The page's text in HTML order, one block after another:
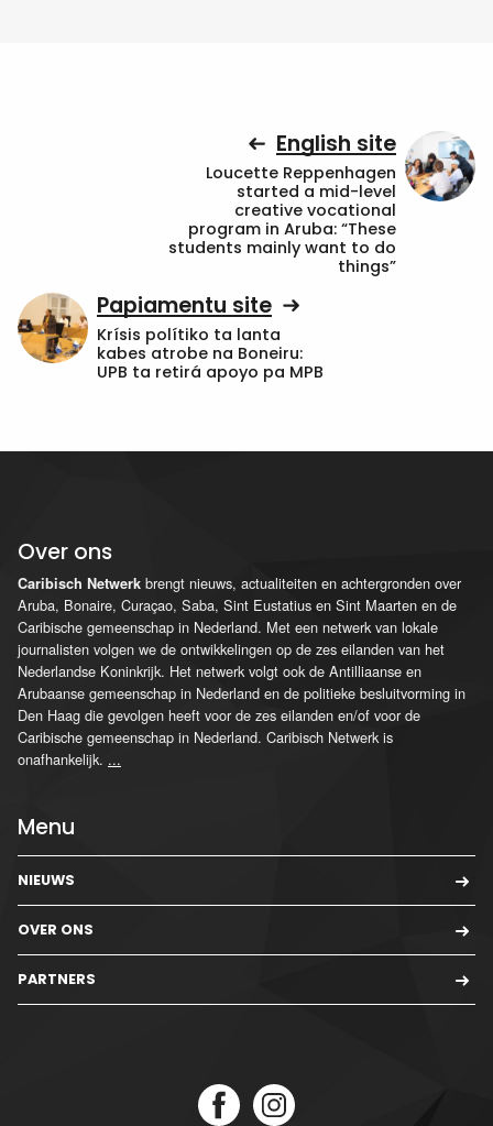
English site
Loucette Reppenhagen
started a mid-level
creative vocational
program in Aruba: “These
students mainly want to do
things”
Papiamentu site
Krísis polítiko ta lanta
kabes atrobe na Boneiru:
UPB ta retirá apoyo pa MPB
Over ons
Caribisch Netwerk brengt nieuws, actualiteiten en achtergronden over
Aruba, Bonaire, Curaçao, Saba, Sint Eustatius en Sint Maarten en de
Caribische gemeenschap in Nederland. Met een netwerk van lokale
journalisten volgen we de ontwikkelingen op de zes eilanden van het
Nederlandse Koninkrijk. Het netwerk volgt ook de Antilliaanse en
Arubaanse gemeenschap in Nederland en de politieke besluitvorming in
Den Haag die gevolgen heeft voor de zes eilanden en/of voor de
Caribische gemeenschap in Nederland. Caribisch Netwerk is
onafhankelijk. ...
Menu
NIEUWS
OVER ONS
PARTNERS